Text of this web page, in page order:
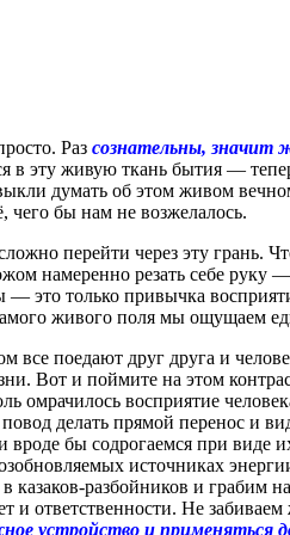
Раз сознательны, значит
в эту живую ткань бытия —
думать об этом живом
чего бы нам не возжелалось.
перейти через эту грань.
намеренно резать себе
только привычка
живого поля мы ощущаем
все поедают друг друга и
Вот и поймите на этом
восприятие
делать прямой перенос и
бы содрогаемся при
источниках
казаков-разбойников и
и ответственности. Не
устройство и применяться